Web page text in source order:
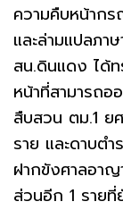
ความคืบหน้าก
และล่ามแปลภา
สน.ดินแดง ได้ท
หน้าที่สามารถอ
สืบสวน ตม.1 ย
ราย และดาบต
ฝากขังศาลอา
ส่วนอีก 1 ราย